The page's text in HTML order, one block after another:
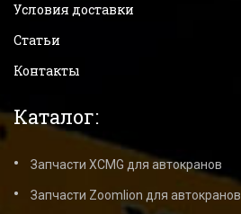
Условия доставки
Статьи
Контакты
Каталог:
Запчасти XCMG для автокранов
Запчасти Zoomlion для автокранов